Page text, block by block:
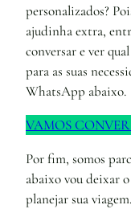
personalizados?
ajudinha extra,
conversar e ver
para as suas
WhatsApp abaixo.
VAMOS
Por fim, somos
abaixo vou deixar
planejar sua